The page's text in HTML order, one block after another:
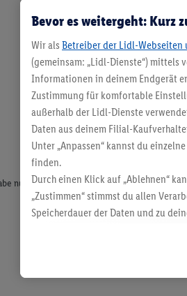
nur in haushaltsüblichen Mengen. Verkauf
Bevor es weitergeht: Kurz
Wir als Betreiber der Lidl-Webseiten
(gemeinsam: „Lidl-Dienste“) mittels
Informationen in deinem Endgerät
Zustimmung für komfortable
außerhalb der Lidl-Dienste
Daten aus deinem Filial-
Unter „Anpassen“ kannst du
finden.
Durch einen Klick auf „Ablehnen“
„Zustimmen“ stimmst du allen
Speicherdauer der Daten und zu